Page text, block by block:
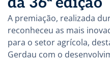
A premiação, realizada
reconheceu as mais
para o setor agrícola,
Gerdau com o